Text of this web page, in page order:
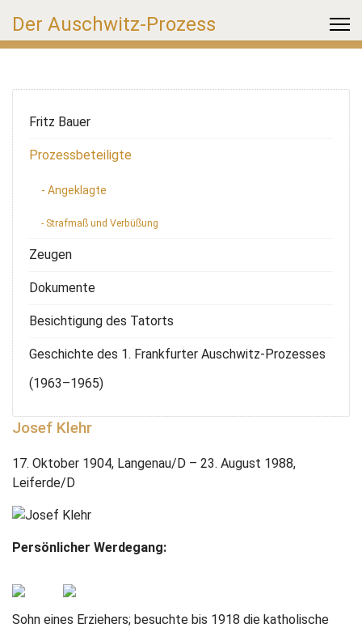
Der Auschwitz-Prozess
Fritz Bauer
Prozessbeteiligte
- Angeklagte
- Strafmaß und Verbüßung
Zeugen
Dokumente
Besichtigung des Tatorts
Geschichte des 1. Frankfurter Auschwitz-Prozesses
(1963–1965)
Josef Klehr
17. Oktober 1904, Langenau/D – 23. August 1988,
Leiferde/D
Persönlicher Werdegang:
Sohn eines Erziehers; besuchte bis 1918 die katholische